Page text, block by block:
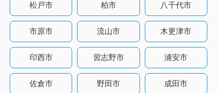
松戸市 柏市 八千代市
市原市 流山市 木更津市
印西市 習志野市 浦安市
佐倉市 野田市 成田市